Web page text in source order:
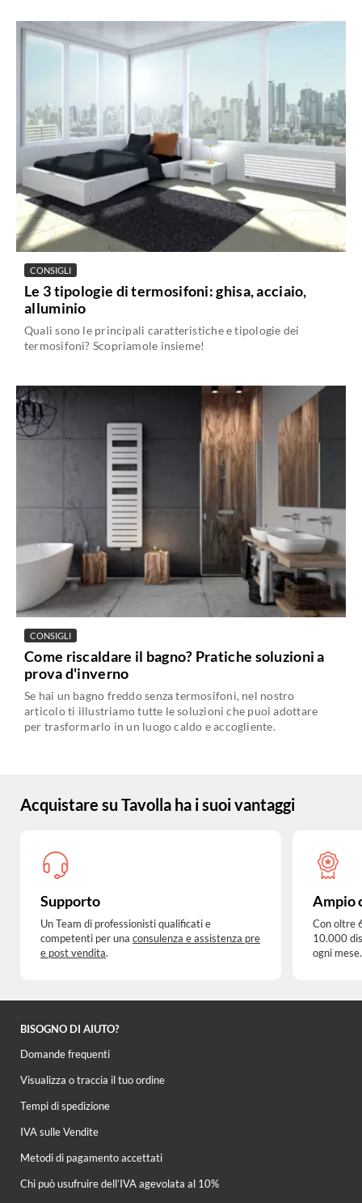
CONSIGLI
Le 3 tipologie di termosifoni: ghisa, acciaio,
alluminio
Quali sono le principali caratteristiche e tipologie dei
termosifoni? Scopriamole insieme!
CONSIGLI
Come riscaldare il bagno? Pratiche soluzioni a
prova d'inverno
Se hai un bagno freddo senza termosifoni, nel nostro
articolo ti illustriamo tutte le soluzioni che puoi adottare
per trasformarlo in un luogo caldo e accogliente.
Acquistare su Tavolla ha i suoi vantaggi
Supporto
Un Team di professionisti qualificati e
competenti per una consulenza e assistenza pre
e post vendita.
Ampio
Con oltre
10.000
ogni mese.
BISOGNO DI AIUTO?
Domande frequenti
Visualizza o traccia il tuo ordine
Tempi di spedizione
IVA sulle Vendite
Metodi di pagamento accettati
Chi può usufruire dell’IVA agevolata al 10%